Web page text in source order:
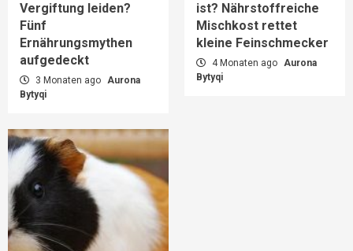
Vergiftung leiden?
Fünf
Ernährungsmythen
aufgedeckt
3 Monaten ago Aurona
Bytyqi
ist? Nährstoffreiche
Mischkost rettet
kleine Feinschmecker
4 Monaten ago Aurona
Bytyqi